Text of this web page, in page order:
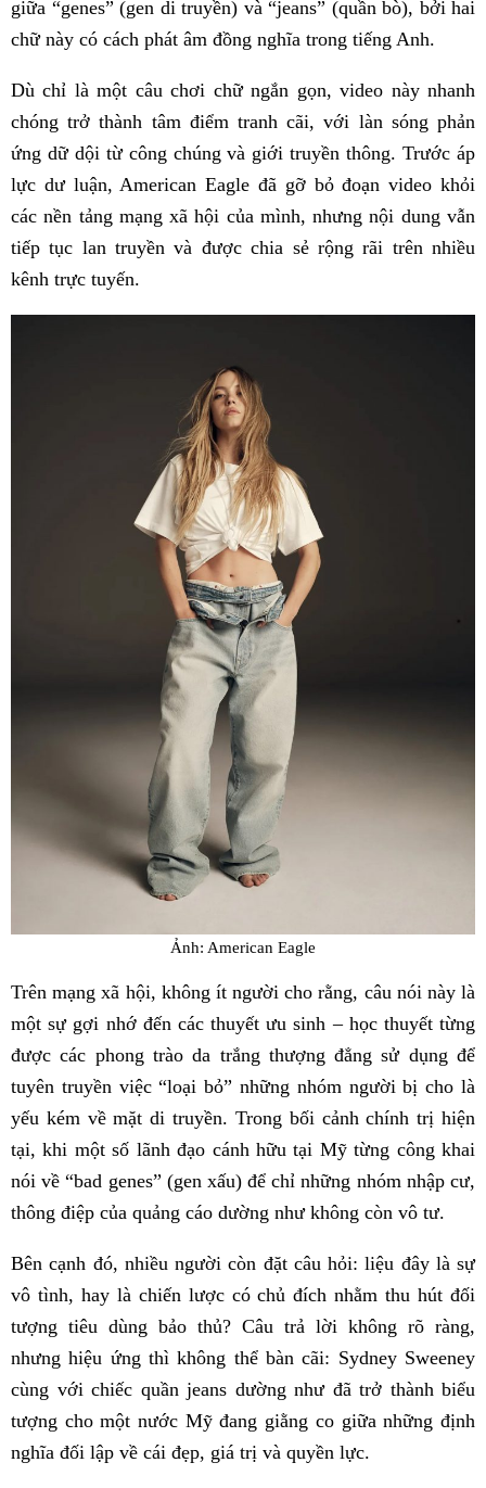
giữa “genes” (gen di truyền) và “jeans” (quần bò), bởi hai
chữ này có cách phát âm đồng nghĩa trong tiếng Anh.
Dù chỉ là một câu chơi chữ ngắn gọn, video này nhanh
chóng trở thành tâm điểm tranh cãi, với làn sóng phản
ứng dữ dội từ công chúng và giới truyền thông. Trước áp
lực dư luận, American Eagle đã gỡ bỏ đoạn video khỏi
các nền tảng mạng xã hội của mình, nhưng nội dung vẫn
tiếp tục lan truyền và được chia sẻ rộng rãi trên nhiều
kênh trực tuyến.
Ảnh: American Eagle
Trên mạng xã hội, không ít người cho rằng, câu nói này là
một sự gợi nhớ đến các thuyết ưu sinh – học thuyết từng
được các phong trào da trắng thượng đẳng sử dụng để
tuyên truyền việc “loại bỏ” những nhóm người bị cho là
yếu kém về mặt di truyền. Trong bối cảnh chính trị hiện
tại, khi một số lãnh đạo cánh hữu tại Mỹ từng công khai
nói về “bad genes” (gen xấu) để chỉ những nhóm nhập cư,
thông điệp của quảng cáo dường như không còn vô tư.
Bên cạnh đó, nhiều người còn đặt câu hỏi: liệu đây là sự
vô tình, hay là chiến lược có chủ đích nhằm thu hút đối
tượng tiêu dùng bảo thủ? Câu trả lời không rõ ràng,
nhưng hiệu ứng thì không thể bàn cãi: Sydney Sweeney
cùng với chiếc quần jeans dường như đã trở thành biểu
tượng cho một nước Mỹ đang giằng co giữa những định
nghĩa đối lập về cái đẹp, giá trị và quyền lực.